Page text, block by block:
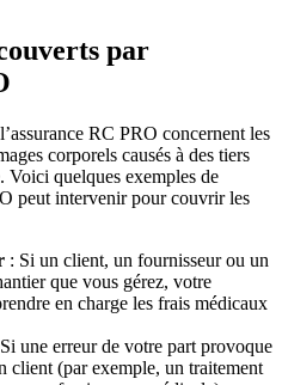
par
RC PRO concernent les
corporels causés à des tiers
quelques exemples de
peut intervenir pour couvrir les
: Si un client, un fournisseur ou un
que vous gérez, votre
en charge les frais médicaux
une erreur de votre part provoque
client (par exemple, un traitement